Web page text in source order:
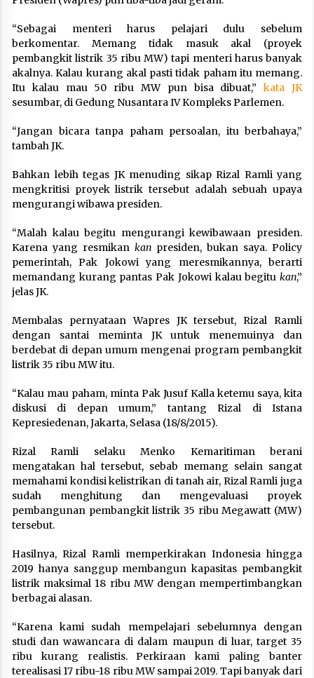
“Sebagai menteri harus pelajari dulu sebelum
berkomentar. Memang tidak masuk akal (proyek
pembangkit listrik 35 ribu MW) tapi menteri harus banyak
akalnya. Kalau kurang akal pasti tidak paham itu memang.
Itu kalau mau 50 ribu MW pun bisa dibuat,”kata JK
sesumbar, di Gedung Nusantara IV Kompleks Parlemen.
“‎Jangan bicara tanpa paham persoalan, itu berbahaya,”
tambah JK.
Bahkan lebih tegas JK menuding sikap Rizal Ramli yang
mengkritisi proyek listrik tersebut adalah sebuah upaya
mengurangi wibawa presiden.
“‎Malah kalau begitu mengurangi kewibawaan presiden.
Karena yang resmikan kan presiden, bukan saya. Policy
pemerintah, Pak Jokowi yang meresmikannya, berarti
memandang kurang pantas Pak Jokowi kalau begitu kan,”
jelas JK.
Membalas pernyataan Wapres JK tersebut, Rizal Ramli
dengan santai meminta JK untuk menemuinya dan
berdebat di depan umum mengenai program pembangkit
listrik 35 ribu MW itu.
“Kalau mau paham, minta Pak Jusuf Kalla ketemu saya, kita
diskusi di depan umum‎,” tantang Rizal di Istana
Kepresiedenan, Jakarta, Selasa (18/8/2015).
Rizal Ramli selaku Menko Kemaritiman berani
mengatakan hal tersebut, sebab memang selain sangat
memahami kondisi kelistrikan di tanah air, Rizal Ramli juga
sudah menghitung dan mengevaluasi proyek
pembangunan pembangkit listrik 35 ribu Megawatt (MW)
tersebut.
Hasilnya, Rizal Ramli memperkirakan Indonesia hingga
2019 hanya sanggup membangun kapasitas pembangkit
listrik maksimal 18 ribu MW dengan mempertimbangkan
berbagai alasan.
“Karena kami sudah mempelajari sebelumnya dengan
studi dan wawancara di dalam maupun di luar, target 35
ribu kurang realistis. Perkiraan kami paling banter
terealisasi 17 ribu-18 ribu MW sampai 2019. Tapi banyak dari